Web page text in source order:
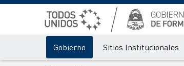
Gobierno Sitios Institucionales